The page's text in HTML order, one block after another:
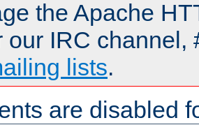
the Apache
our IRC channel,
lists.
are disabled